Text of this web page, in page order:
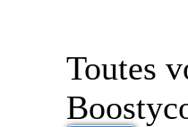
Toutes